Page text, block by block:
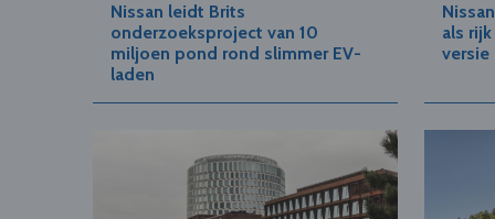
Nissan leidt Brits
onderzoeksproject van 10
miljoen pond rond slimmer EV-
laden
als
versie